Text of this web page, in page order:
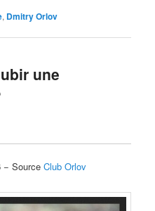
, Dmitry Orlov
une
− SourceClub Orlov